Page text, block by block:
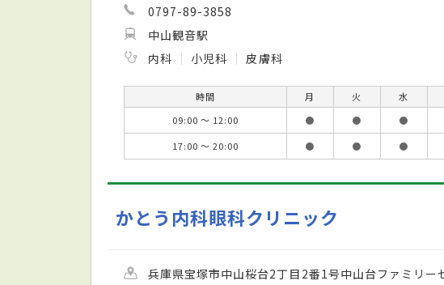
0797-89-3858
中山観音駅
内科
小児科 皮膚科
時間 月 火 水
09:00 ～ 12:00
● ● ●
17:00 ～ 20:00
● ● ●
かとう内科眼科クリニック
兵庫県宝塚市中山桜台2丁目2番1号中山台ファミリー